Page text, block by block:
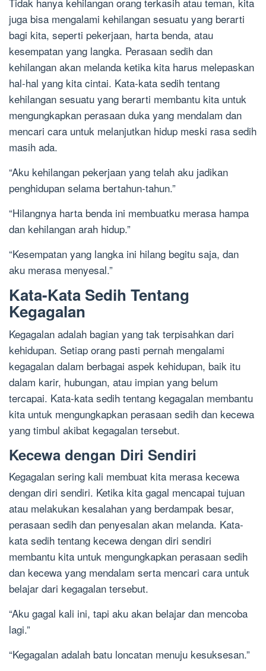
juga bisa mengalami kehilangan sesuatu yang berarti
bagi kita, seperti pekerjaan, harta benda, atau
kesempatan yang langka. Perasaan sedih dan
kehilangan akan melanda ketika kita harus melepaskan
hal-hal yang kita cintai. Kata-kata sedih tentang
kehilangan sesuatu yang berarti membantu kita untuk
mengungkapkan perasaan duka yang mendalam dan
mencari cara untuk melanjutkan hidup meski rasa sedih
masih ada.
“Aku kehilangan pekerjaan yang telah aku jadikan
penghidupan selama bertahun-tahun.”
“Hilangnya harta benda ini membuatku merasa hampa
dan kehilangan arah hidup.”
“Kesempatan yang langka ini hilang begitu saja, dan
aku merasa menyesal.”
Kata-Kata Sedih Tentang
Kegagalan
Kegagalan adalah bagian yang tak terpisahkan dari
kehidupan. Setiap orang pasti pernah mengalami
kegagalan dalam berbagai aspek kehidupan, baik itu
dalam karir, hubungan, atau impian yang belum
tercapai. Kata-kata sedih tentang kegagalan membantu
kita untuk mengungkapkan perasaan sedih dan kecewa
yang timbul akibat kegagalan tersebut.
Kecewa dengan Diri Sendiri
Kegagalan sering kali membuat kita merasa kecewa
dengan diri sendiri. Ketika kita gagal mencapai tujuan
atau melakukan kesalahan yang berdampak besar,
perasaan sedih dan penyesalan akan melanda. Kata-
kata sedih tentang kecewa dengan diri sendiri
membantu kita untuk mengungkapkan perasaan sedih
dan kecewa yang mendalam serta mencari cara untuk
belajar dari kegagalan tersebut.
“Aku gagal kali ini, tapi aku akan belajar dan mencoba
lagi.”
“Kegagalan adalah batu loncatan menuju kesuksesan.”